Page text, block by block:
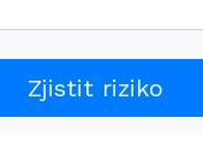
Zjistit riziko